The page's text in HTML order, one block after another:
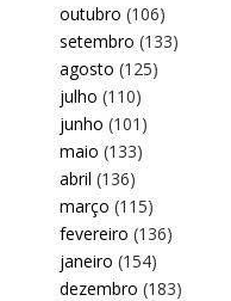
outubro (106)
setembro (133)
agosto (125)
julho (110)
junho (101)
maio (133)
abril (136)
março (115)
fevereiro (136)
janeiro (154)
dezembro (183)